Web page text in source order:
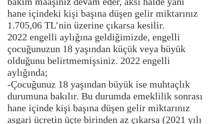
hane içindeki kişi başına düşen gelir miktarınız
1.705,06 TL’nin üzerine çıkarsa kesilir.
2022 engelli aylığına geldiğimizde, engelli
çocuğunuzun 18 yaşından küçük veya büyük
olduğunu belirtmemişsiniz. 2022 engelli
aylığında;
-Çocuğunuz 18 yaşından büyük ise muhtaçlık
durumuna bakılır. Bu durumda emeklilik sonrası
hane içinde kişi başına düşen gelir miktarınız
asgari ücretin üçte birinden az çıkarsa (2021 yılı